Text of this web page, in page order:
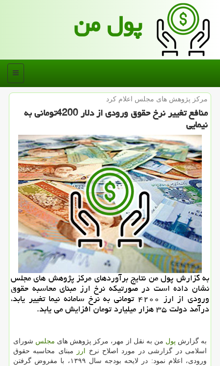
پول من
منو
مركز پژوهش های مجلس اعلام كرد
منافع تغییر نرخ حقوق ورودی از دلار 4200تومانی به
نیمایی
به گزارش پول من نتایج برآوردهای مركز پژوهش های مجلس
نشان داده است در صورتیكه نرخ ارز مبنای محاسبه حقوق
ورودی از ارز ۴۲۰۰ تومانی به نرخ سامانه نیما تغییر یابد،
درآمد دولت ۳۵ هزار میلیارد تومان افزایش می یابد.
به گزارش پول من به نقل از مهر، مركز پژوهش های مجلس شورای
اسلامی در گزارشی در مورد اصلاح نرخ ارز
مبنای محاسبه حقوق
ورودی، اعلام نمود: در لایحه بودجه سال ۱۳۹۹، با مفروض گرفتن